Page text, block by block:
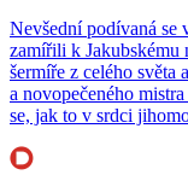
Nevšední podívaná se
zamířili k Jakubskému
šermíře z celého světa
a novopečeného
se, jak to v srdci